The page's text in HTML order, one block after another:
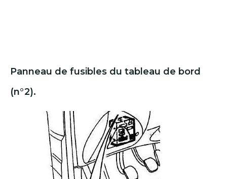
Panneau de fusibles du tableau de bord
(n°2).